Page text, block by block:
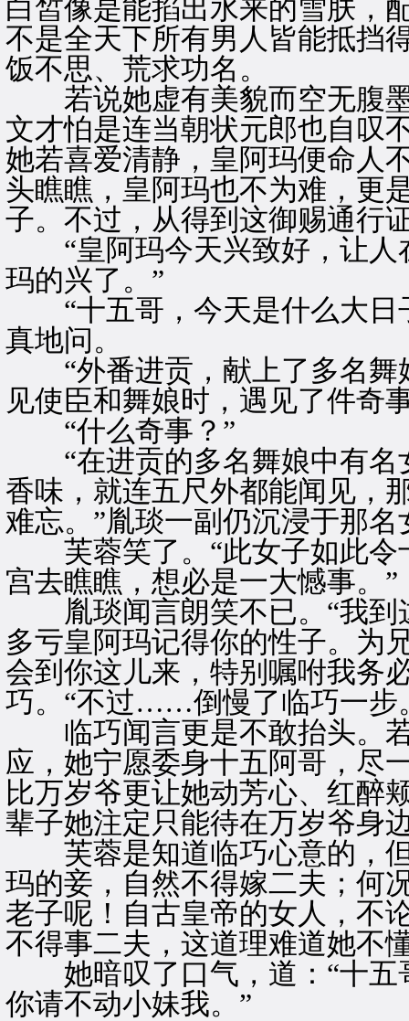
白皙像是能掐出水来的雪肤，
不是全天下所有男人皆能抵挡
饭不思、荒求功名。
若说她虚有美貌而空无腹墨
文才怕是连当朝状元郎也自叹
她若喜爱清静，皇阿玛便命人
头瞧瞧，皇阿玛也不为难，更
子。不过，从得到这御赐通行
“皇阿玛今天兴致好，让人
玛的兴了。”
“十五哥，今天是什么大日
真地问。
“外番进贡，献上了多名舞
见使臣和舞娘时，遇见了件奇
“什么奇事？”
“在进贡的多名舞娘中有名
香味，就连五尺外都能闻见，
难忘。”胤琰一副仍沉浸于那
芙蓉笑了。“此女子如此令
宫去瞧瞧，想必是一大憾事。”
胤琰闻言朗笑不已。“我到
多亏皇阿玛记得你的性子。为
会到你这儿来，特别嘱咐我务
巧。“不过……倒慢了临巧一步
临巧闻言更是不敢抬头。若
应，她宁愿委身十五阿哥，尽
比万岁爷更让她动芳心、红
辈子她注定只能待在万岁爷身
芙蓉是知道临巧心意的，但
玛的妾，自然不得嫁二夫；何
老子呢！自古皇帝的女人，不
不得事二夫，这道理难道她不
她暗叹了口气，道：“十五
你请不动小妹我。”